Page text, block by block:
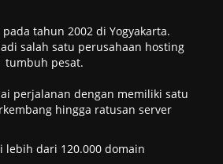
tahun 2002 di Yogyakarta.
salah satu perusahaan hosting
tumbuh pesat.
perjalanan dengan memiliki satu
hingga ratusan server
lebih dari 120.000 domain